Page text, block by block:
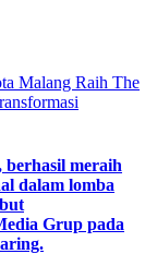
berhasil meraih
dalam lomba
Grup pada